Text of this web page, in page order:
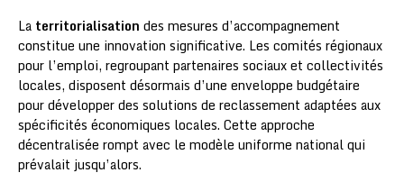
La territorialisation des mesures d’accompagnement
constitue une innovation significative. Les comités régionaux
pour l’emploi, regroupant partenaires sociaux et collectivités
locales, disposent désormais d’une enveloppe budgétaire
pour développer des solutions de reclassement adaptées aux
spécificités économiques locales. Cette approche
décentralisée rompt avec le modèle uniforme national qui
prévalait jusqu’alors.